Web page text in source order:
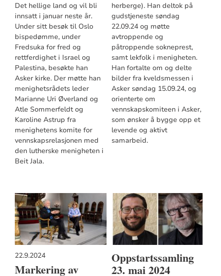
Det hellige land og vil bli
innsatt i januar neste år.
Under sitt besøk til Oslo
bispedømme, under
Fredsuka for fred og
rettferdighet i Israel og
Palestina, besøkte han
Asker kirke. Der møtte han
menighetsrådets leder
Marianne Uri Øverland og
Atle Sommerfeldt og
Karoline Astrup fra
menighetens komite for
vennskapsrelasjonen med
den lutherske menigheten i
Beit Jala.
herberge). Han deltok på
gudstjeneste søndag
22.09.24 og møtte
avtroppende og
påtroppende sokneprest,
samt lekfolk i menigheten.
Han fortalte om og delte
bilder fra kveldsmessen i
Asker søndag 15.09.24, og
orienterte om
vennskapskomiteen i Asker,
som ønsker å bygge opp et
levende og aktivt
samarbeid.
22.9.2024
Markering av
Oppstartssamling
23. mai 2024